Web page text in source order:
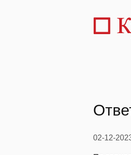
02-12-